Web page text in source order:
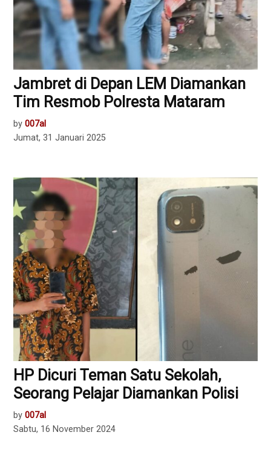
Jambret di Depan LEM Diamankan
Tim Resmob Polresta Mataram
by 007al
Jumat, 31 Januari 2025
HP Dicuri Teman Satu Sekolah,
Seorang Pelajar Diamankan Polisi
by 007al
Sabtu, 16 November 2024